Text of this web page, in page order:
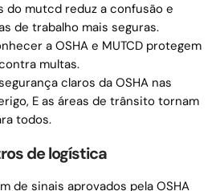
do mutcd reduz a confusão e
de trabalho mais seguras.
a OSHA e MUTCD protegem
multas.
claros da OSHA nas
E as áreas de trânsito tornam
todos.
de logística
de sinais aprovados pela OSHA